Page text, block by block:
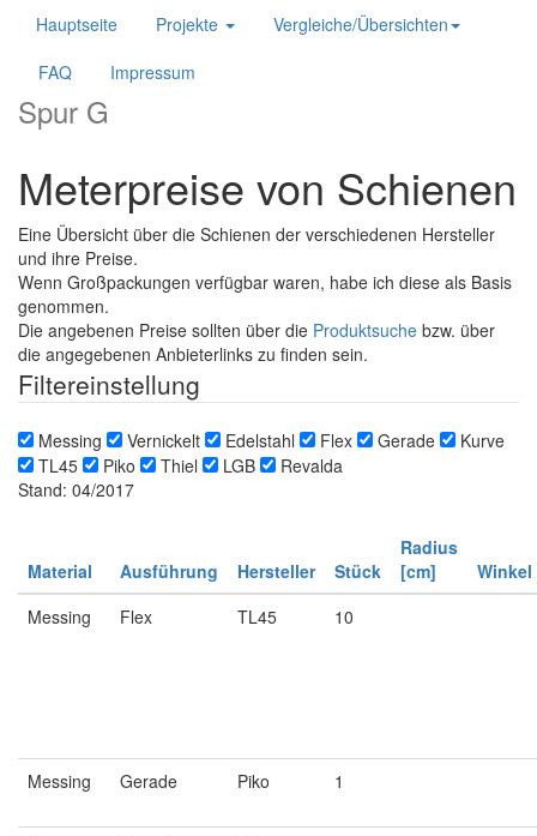
Hauptseite Projekte
Vergleiche/Übersichten
FAQ
Impressum
Spur G
Meterpreise von Schienen
Eine Übersicht über die Schienen der verschiedenen Hersteller
und ihre Preise.
Wenn Großpackungen verfügbar waren, habe ich diese als Basis
genommen.
Die angebenen Preise sollten über die Produktsuche bzw. über
die angegebenen Anbieterlinks zu finden sein.
Filtereinstellung
Messing Vernickelt Edelstahl Flex Gerade
Kurve
TL45
Piko Thiel LGB
Revalda
Stand: 04/2017
Material Ausführung Hersteller Stück
Radius
[cm]
Winkel
Messing
Flex TL45 10
Messing Gerade Piko 1